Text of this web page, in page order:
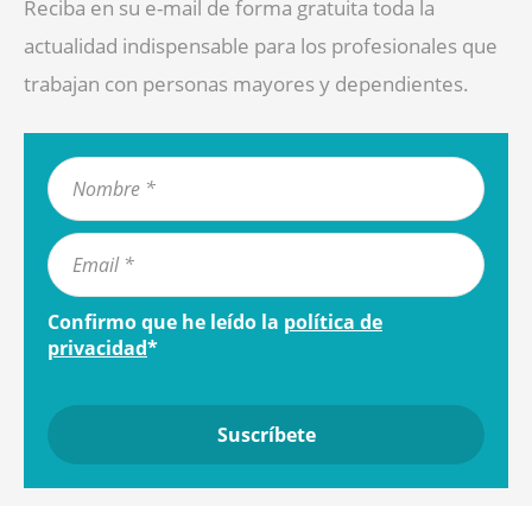
Reciba en su e-mail de forma gratuita toda la
actualidad indispensable para los profesionales que
trabajan con personas mayores y dependientes.
Confirmo que he leído la política de
privacidad*